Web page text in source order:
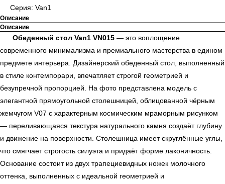
Серия: Van1
Описание
Описание
Обеденный стол Van1 VN015 — это воплощение
современного минимализма и премиального мастерства в едином
предмете интерьера. Дизайнерский обеденный стол, выполненный
в стиле контемпорари, впечатляет строгой геометрией и
безупречной пропорцией. На фото представлена модель с
элегантной прямоугольной столешницей, облицованной чёрным
жемчугом V07 с характерным космическим мраморным рисунком
— переливающаяся текстура натурального камня создаёт глубину
и движение на поверхности. Столешница имеет скруглённые углы,
что смягчает строгость силуэта и придаёт форме лаконичность.
Основание состоит из двух трапециевидных ножек молочного
оттенка, выполненных с идеальной геометрией и